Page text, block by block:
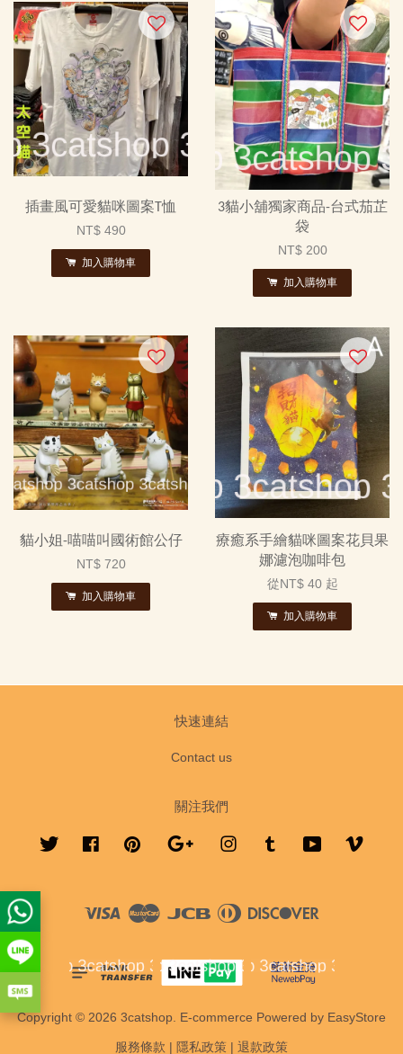
插畫風可愛貓咪圖案T恤
NT$ 490
加入購物車
3貓小舖獨家商品-台式茄芷
袋
NT$ 200
加入購物車
貓小姐-喵喵叫國術館公仔
NT$ 720
加入購物車
療癒系手繪貓咪圖案花貝果
娜濾泡咖啡包
從 NT$ 40 起
加入購物車
快速連結
Contact us
關注我們
Twitter FacebookPinterest Google InstagramTumblr YouTube
Visa Master JCB
Diners
Copyright © 2026 3catshop. E-commerce Powered by EasyStore
服務條款 隱私政策 退款政策